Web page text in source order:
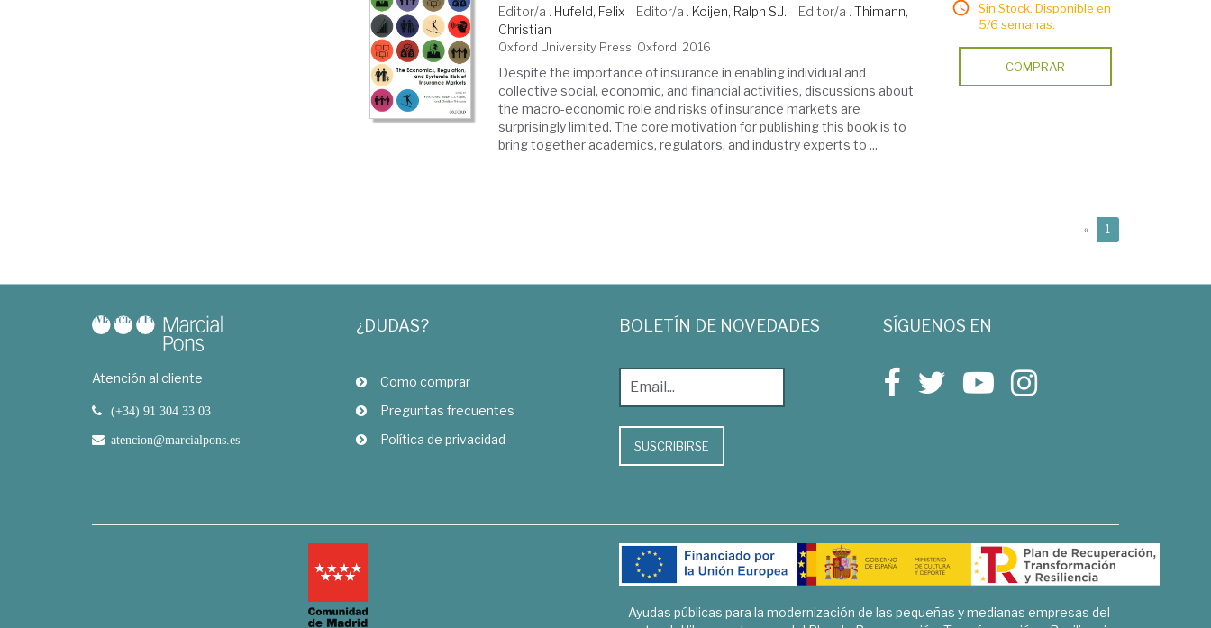
Editor/a . Hufeld, Felix Editor/a . Koijen, Ralph S.J. Editor/a .Thimann,
Christian
Oxford University Press. Oxford, 2016
Despite the importance of insurance in enabling individual and
collective social, economic, and financial activities, discussions about
the macro-economic role and risks of insurance markets are
surprisingly limited. The core motivation for publishing this book is to
bring together academics, regulators, and industry experts to ...
Sin Stock. Disponible en
5/6 semanas.
COMPRAR
« 1
Atención al cliente
(+34) 91 304 33 03
atencion@marcialpons.es
¿DUDAS?
Como comprar
Preguntas frecuentes
Política de privacidad
BOLETÍN DE NOVEDADES
SUSCRIBIRSE
SÍGUENOS EN
Ayudas públicas para la modernización de las pequeñas y medianas empresas del